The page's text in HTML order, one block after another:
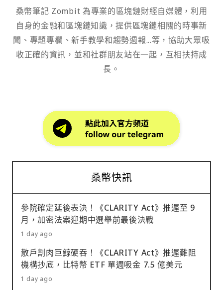
桑幣筆記 Zombit 為專業的區塊鏈財經自媒體，利用
自身的金融和區塊鏈知識，提供區塊鏈相關的時事新
聞、專題專欄、新手教學和趨勢週報...等，協助大眾吸
收正確的資訊，並和社群朋友站在一起，互相扶持成
長。
桑幣快訊
參院確定延後表決！《CLARITY Act》推遲至 9
月，加密法案迎期中選舉前最後決戰
1 day ago
散戶割肉巨鯨硬吞！《CLARITY Act》推遲難阻
機構抄底，比特幣 ETF 單週吸金 7.5 億美元
1 day ago